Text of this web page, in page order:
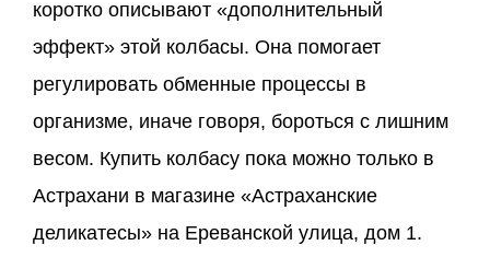
коротко описывают «дополнительный
эффект» этой колбасы. Она помогает
регулировать обменные процессы в
организме, иначе говоря, бороться с лишним
весом. Купить колбасу пока можно только в
Астрахани в магазине «Астраханские
деликатесы» на Ереванской улица, дом 1.